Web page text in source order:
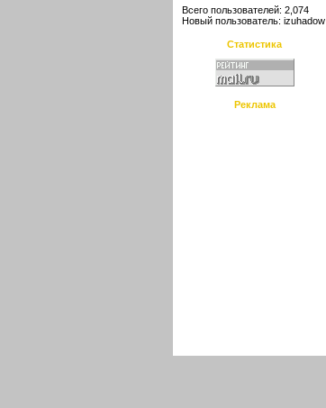
Всего пользователей: 2,074
Новый пользователь: izuhadow
Статистика
Реклама